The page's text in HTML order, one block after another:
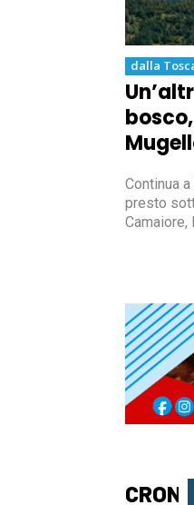
dalla
Continua
presto
Camaiore,